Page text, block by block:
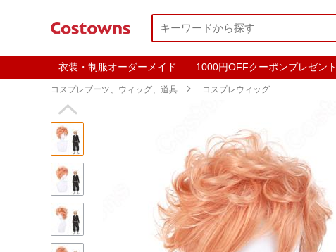
衣装・制服オーダーメイド 1000円OFFクーポンプレゼント
コスプレブーツ、ウィッグ、道具  コスプレウィッグ
